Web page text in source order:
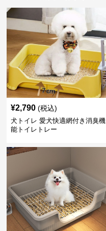
¥2,790 (税込)
犬トイレ 愛犬快適網付き消臭機
能トイレトレー